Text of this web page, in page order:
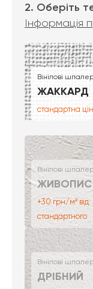
2. Оберіть
Інформація
Вінілові
ЖАККАРД
стандартна
Вінілові
ЖИВОПИС
+30 грн/м² від
стандартного
Вінілові
ДРІБНИЙ